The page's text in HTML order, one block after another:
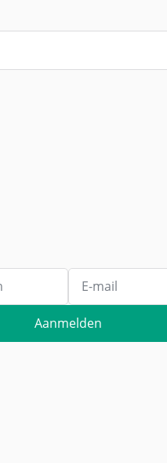
Aanmelden